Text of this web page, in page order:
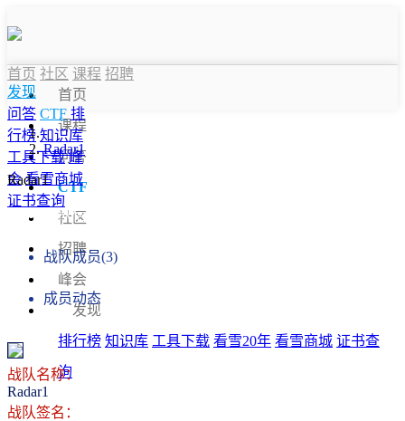
首页
课程
问答
CTF
社区
招聘
峰会
发现
排行榜 知识库 工具下载 看雪20年 看雪商城 证书查
询
首页 社区 课程 招聘
发现
问答 CTF 排
行榜 知识库
工具下载 峰
会 看雪商城
证书查询
Radar1
Radar1
战队信息
战队成员(3)
成员动态
战队名称：
Radar1
战队签名：